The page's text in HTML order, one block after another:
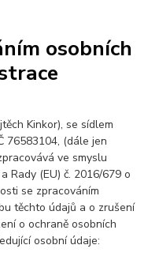
osobních
Kinkor), se sídlem
76583104, (dále jen
ve smyslu
Rady (EU) č. 2016/679 o
se zpracováním
těchto údajů a o zrušení
o ochraně osobních
osobní údaje: